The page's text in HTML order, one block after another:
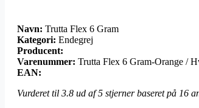
Navn: Trutta Flex 6 Gram
Kategori: Endegrej
Producent:
Varenummer: Trutta Flex 6 Gram-Orange /
EAN:
Vurderet til 3.8 ud af 5 stjerner baseret på 16